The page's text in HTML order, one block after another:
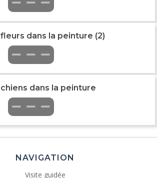
dans la peinture (2)
dans la peinture
NAVIGATION
Visite guidée